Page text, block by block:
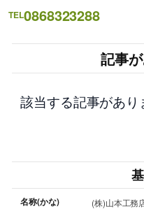
TEL0868323288
記事
該当する記事があり
名称(かな) (株)山本工務